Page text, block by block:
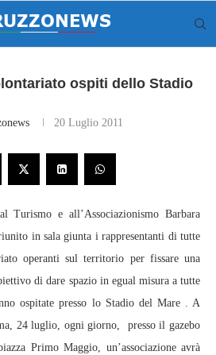
ospiti dello Stadio
20 Luglio 2011
Turismo e all’Associazionismo Barbara
in sala giunta i rappresentanti di tutte
operanti sul territorio per fissare una
di dare spazio in egual misura a tutte
ospitate presso lo Stadio del Mare . A
24 luglio, ogni giorno, presso il gazebo
Primo Maggio, un’associazione avrà